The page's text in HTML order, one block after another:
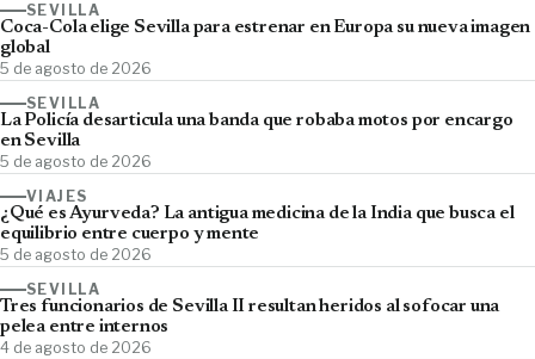
SEVILLA
Coca-Cola elige Sevilla para estrenar en Europa su nueva imagen
global
5 de agosto de 2026
SEVILLA
La Policía desarticula una banda que robaba motos por encargo
en Sevilla
5 de agosto de 2026
VIAJES
¿Qué es Ayurveda? La antigua medicina de la India que busca el
equilibrio entre cuerpo y mente
5 de agosto de 2026
SEVILLA
Tres funcionarios de Sevilla II resultan heridos al sofocar una
pelea entre internos
4 de agosto de 2026